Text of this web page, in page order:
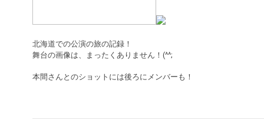
北海道での公演の旅の記録！
舞台の画像は、まったくありません！(^^;
本間さんとのショットには後ろにメンバーも！